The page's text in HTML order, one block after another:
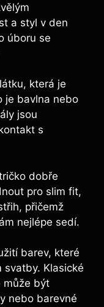
a styl v den
úboru se
která je
je bavlna nebo
jsou
s
dobře
pro slim fit,
přičemž
nejlépe sedí.
barev, které
svatby. Klasické
může být
nebo barevné